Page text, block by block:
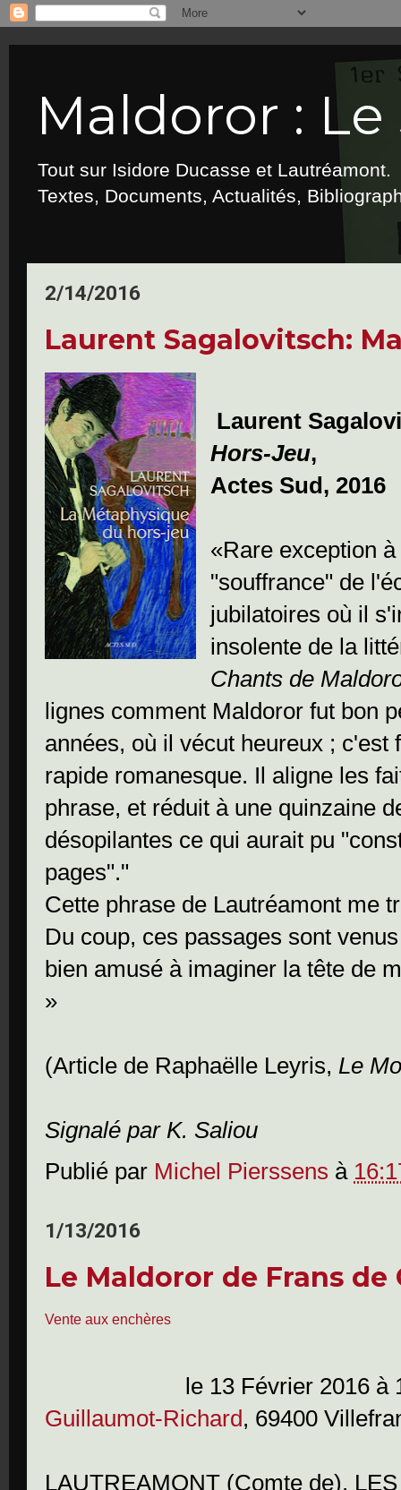
Maldoror : Le
Tout sur Isidore Ducasse et Lautréamont.
Textes, Documents, Actualités,
2/14/2016
Laurent Sagalovitsch:
Laurent
Hors-Jeu,
Actes Sud, 2016
«Rare exception
"souffrance" de
jubilatoires où il
insolente de la
Chants de
lignes comment Maldoror fut bon
années, où il vécut heureux ;
rapide romanesque. Il aligne les
phrase, et réduit à une quinzaine
désopilantes ce qui aurait pu
pages"."
Cette phrase de Lautréamont me
Du coup, ces passages sont
bien amusé à imaginer la tête de
»
(Article de Raphaëlle Leyris, Le
Signalé par K. Saliou
Publié par Michel Pierssens à
1/13/2016
Le Maldoror de Frans de
Vente aux enchères
le 13 Février 2016 à
Guillaumot-Richard, 69400
LAUTREAMONT (Comte de).